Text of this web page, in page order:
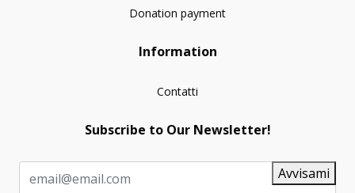
Donation payment
Information
Contatti
Subscribe to Our Newsletter!
Avvisami